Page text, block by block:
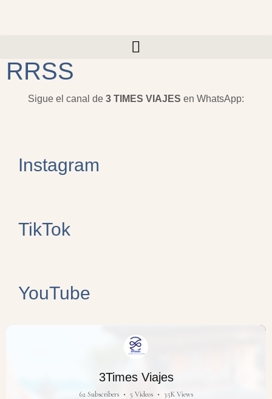
RRSS
Sigue el canal de 3 TIMES VIAJES en WhatsApp:
Instagram
TikTok
YouTube
3Times Viajes
62 Subscribers • 5 Videos • 3.5K Views